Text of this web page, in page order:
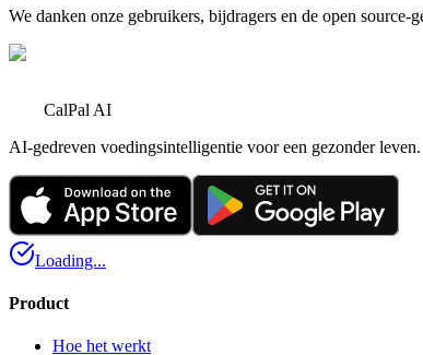
We danken onze gebruikers, bijdragers en de open
CalPal AI
AI-gedreven voedingsintelligentie voor een gezonder leven.
Loading...
Product
Hoe het werkt